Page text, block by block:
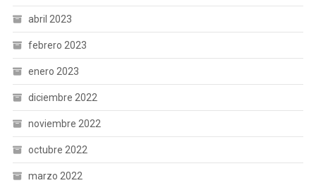
abril 2023
febrero 2023
enero 2023
diciembre 2022
noviembre 2022
octubre 2022
marzo 2022